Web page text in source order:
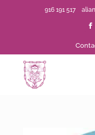
916 191 517